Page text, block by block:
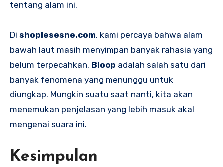
tentang alam ini.
Di shoplesesne.com, kami percaya bahwa alam
bawah laut masih menyimpan banyak rahasia yang
belum terpecahkan. Bloop adalah salah satu dari
banyak fenomena yang menunggu untuk
diungkap. Mungkin suatu saat nanti, kita akan
menemukan penjelasan yang lebih masuk akal
mengenai suara ini.
Kesimpulan